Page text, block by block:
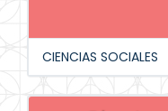
CIENCIAS SOCIALES